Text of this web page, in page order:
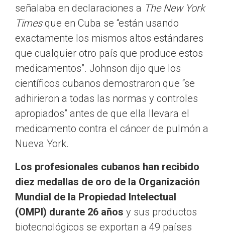
señalaba en declaraciones a The New York
Timesque en Cuba se “están usando
exactamente los mismos altos estándares
que cualquier otro país que produce estos
medicamentos”. Johnson dijo que los
científicos cubanos demostraron que “se
adhirieron a todas las normas y controles
apropiados” antes de que ella llevara el
medicamento contra el cáncer de pulmón a
Nueva York.
Los profesionales cubanos han recibido
diez medallas de oro de la Organización
Mundial de la Propiedad Intelectual
(OMPI) durante 26 años y sus productos
biotecnológicos se exportan a 49 países